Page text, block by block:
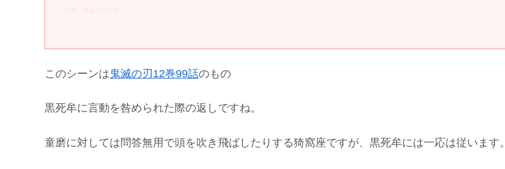
このシーンは 鬼滅の刃12巻99話のもの
黒死牟に言動を咎められた際の返しですね。
童磨に対しては問答無用で頭を吹き飛ばしたりする猗窩座ですが、黒死牟には一応は従います。